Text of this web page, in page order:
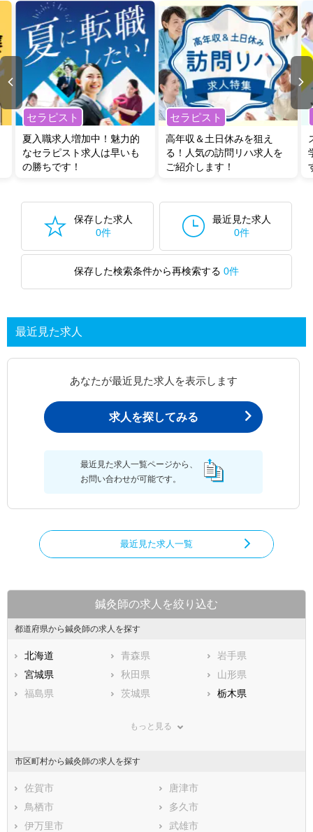
セラピスト
夏入職求人増加中！魅力的
なセラピスト求人は早いも
の勝ちです！
セラピスト
高年収＆土日休みを狙え
る！人気の訪問リハ求人を
ご紹介します！
保存した求人
0件
最近見た求人
0件
保存した検索条件から再検索する 0件
最近見た求人
あなたが最近見た求人を表示します
求人を探してみる
最近見た求人一覧ページから、
お問い合わせが可能です。
最近見た求人一覧
鍼灸師の求人を絞り込む
都道府県から鍼灸師の求人を探す
北海道 青森県
岩手県
宮城県
秋田県
山形県
福島県
茨城県
栃木県
神奈川県
石川県
福井県
静岡県
滋賀県
兵庫県
もっと見る
市区町村から鍼灸師の求人を探す
佐賀市
唐津市
鳥栖市
多久市
伊万里市
武雄市